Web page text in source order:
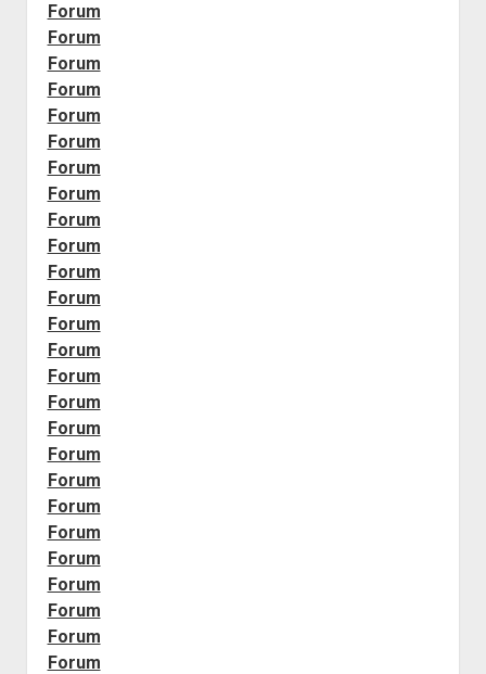
Forum
Forum
Forum
Forum
Forum
Forum
Forum
Forum
Forum
Forum
Forum
Forum
Forum
Forum
Forum
Forum
Forum
Forum
Forum
Forum
Forum
Forum
Forum
Forum
Forum
Forum